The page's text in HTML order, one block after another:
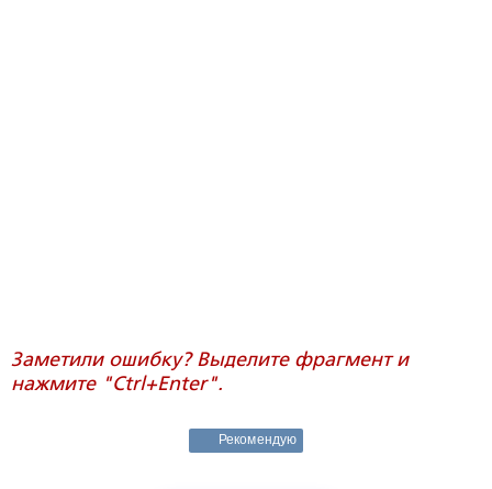
Заметили ошибку? Выделите фрагмент и
нажмите "Ctrl+Enter".
Рекомендую